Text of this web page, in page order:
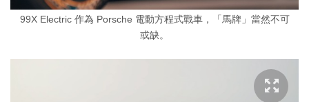
99X Electric 作為 Porsche 電動方程式戰車，「馬牌」當然不可
或缺。